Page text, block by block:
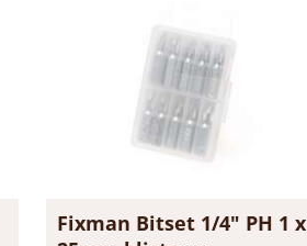
Fixman Bitset 1/4" PH 1 x